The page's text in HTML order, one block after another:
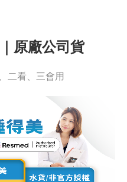
原廠公司貨
二看、三會用